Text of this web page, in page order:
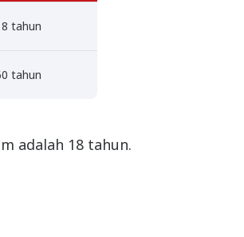
tahun
tahun
adalah 18 tahun.